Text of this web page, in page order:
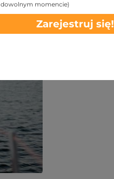
dowolnym momencie)
Zarejestruj się!